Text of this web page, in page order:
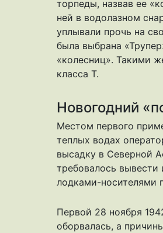
торпеды, назвав ее
ней в водолазном
уплывали прочь на
была выбрана
«колесниц». Такими
класса Т.
Новогодний
Местом первого
теплых водах
высадку в Северной
требовалось вывести
лодками-носителями
Первой 28 ноября
оборвалась, а